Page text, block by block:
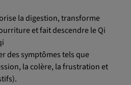
la digestion, transforme
et fait descendre le Qi
des symptômes tels que
la colère, la frustration et